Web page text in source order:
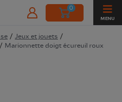
0
MENU
/ Jeux et jouets /
/ Marionnette doigt écureuil roux